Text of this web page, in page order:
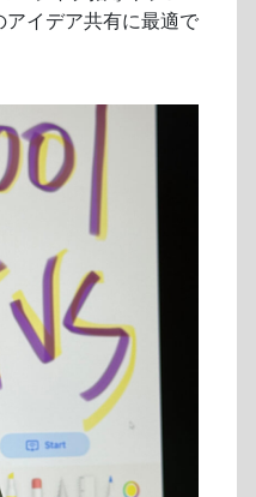
イデア共有に最適で